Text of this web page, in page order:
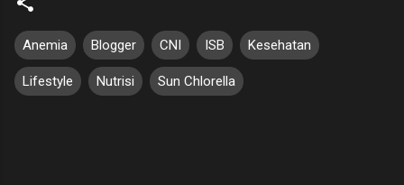
Anemia Blogger CNI ISB Kesehatan
Lifestyle Nutrisi Sun Chlorella